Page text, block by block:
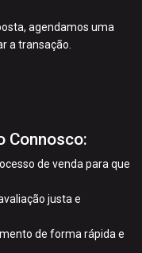
agendamos uma
a transação.
Connosco:
de venda para que
justa e
de forma rápida e